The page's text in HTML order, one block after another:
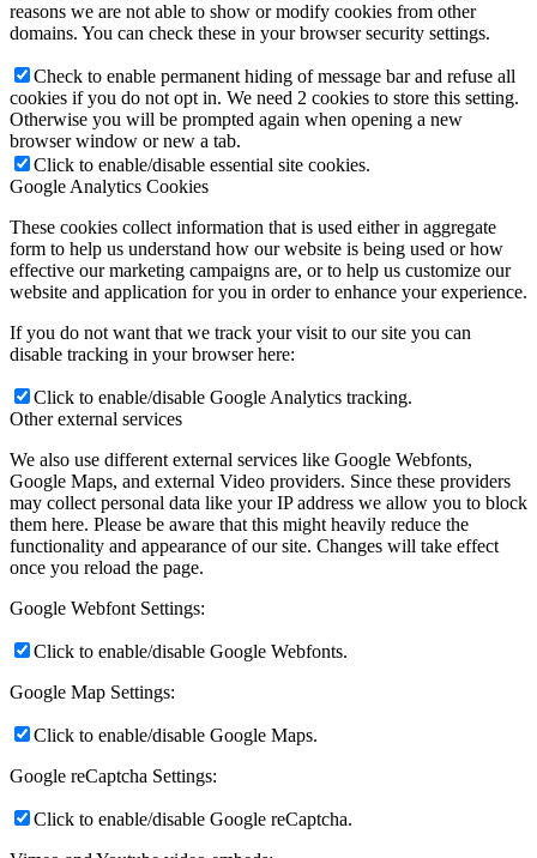
reasons we are not able to show or modify cookies from other
domains. You can check these in your browser security settings.
Check to enable permanent hiding of message bar and refuse all
cookies if you do not opt in. We need 2 cookies to store this setting.
Otherwise you will be prompted again when opening a new
browser window or new a tab.
Click to enable/disable essential site cookies.
Google Analytics Cookies
These cookies collect information that is used either in aggregate
form to help us understand how our website is being used or how
effective our marketing campaigns are, or to help us customize our
website and application for you in order to enhance your experience.
If you do not want that we track your visit to our site you can
disable tracking in your browser here:
Click to enable/disable Google Analytics tracking.
Other external services
We also use different external services like Google Webfonts,
Google Maps, and external Video providers. Since these providers
may collect personal data like your IP address we allow you to block
them here. Please be aware that this might heavily reduce the
functionality and appearance of our site. Changes will take effect
once you reload the page.
Google Webfont Settings:
Click to enable/disable Google Webfonts.
Google Map Settings:
Click to enable/disable Google Maps.
Google reCaptcha Settings:
Click to enable/disable Google reCaptcha.